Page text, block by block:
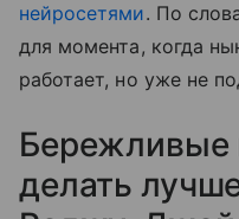
нейросетями. По
для момента, когда
работает, но уже не
Бережливые
делать